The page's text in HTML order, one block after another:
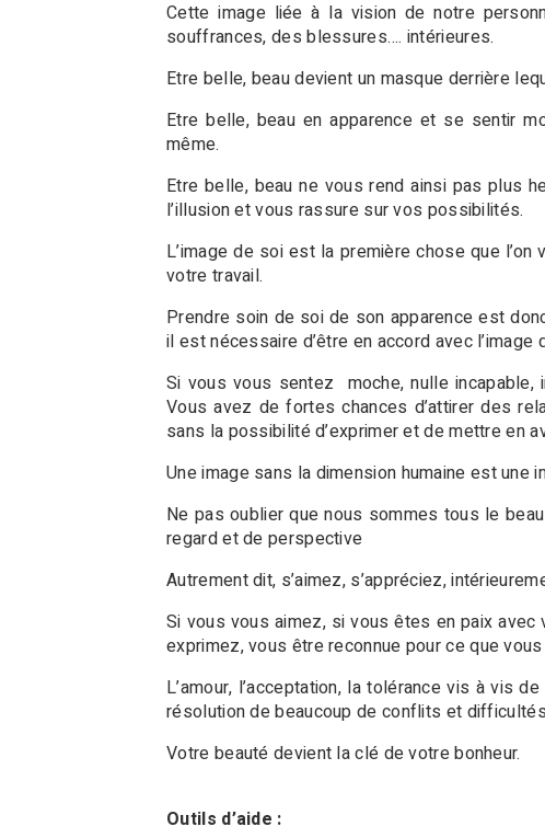
Cette image liée à la vision de notre
souffrances, des blessures…. intérieures.
Etre belle, beau devient un masque derrière
Etre belle, beau en apparence et se sentir
même.
Etre belle, beau ne vous rend ainsi pas plus
l’illusion et vous rassure sur vos possibilités.
L’image de soi est la première chose que
votre travail.
Prendre soin de soi de son apparence est
il est nécessaire d’être en accord avec
Si vous vous sentez moche, nulle incapable,
Vous avez de fortes chances d’attirer des
sans la possibilité d’exprimer et de mettre en
Une image sans la dimension humaine est une
Ne pas oublier que nous sommes tous le
regard et de perspective
Autrement dit, s’aimez, s’appréciez,
Si vous vous aimez, si vous êtes en paix
exprimez, vous être reconnue pour ce que
L’amour, l’acceptation, la tolérance vis à vis
résolution de beaucoup de conflits et
Votre beauté devient la clé de votre bonheur.
Outils d’aide :